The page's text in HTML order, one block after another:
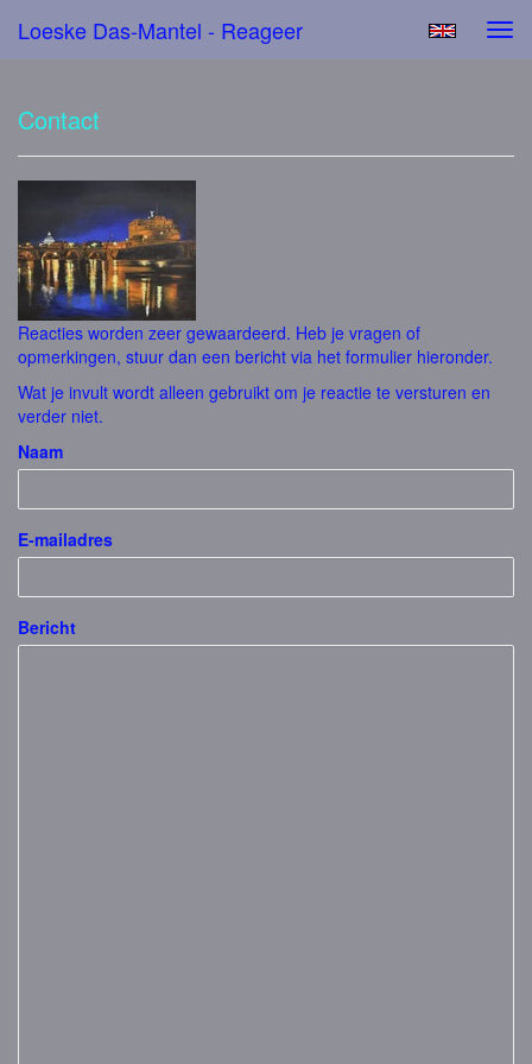
Loeske Das-Mantel - Reageer
Contact
Reacties worden zeer gewaardeerd. Heb je vragen of
opmerkingen, stuur dan een bericht via het formulier hieronder.
Wat je invult wordt alleen gebruikt om je reactie te versturen en
verder niet.
Naam
E-mailadres
Bericht